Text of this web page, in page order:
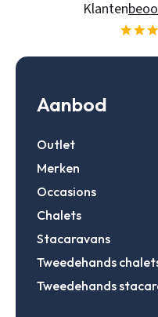
Klanten
Aanbod
Outlet
Merken
Occasions
Chalets
Stacaravans
Tweedehands
Tweedehands
Zoeken